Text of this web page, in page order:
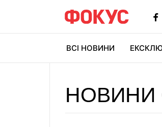
ВСІ НОВИНИ
НОВИНИ